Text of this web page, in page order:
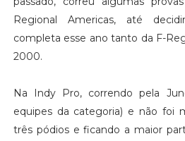
Regional Americas, até
completa esse ano tanto da F-
2000.
Na Indy Pro, correndo pela
equipes da categoria) e não foi
três pódios e ficando a maior